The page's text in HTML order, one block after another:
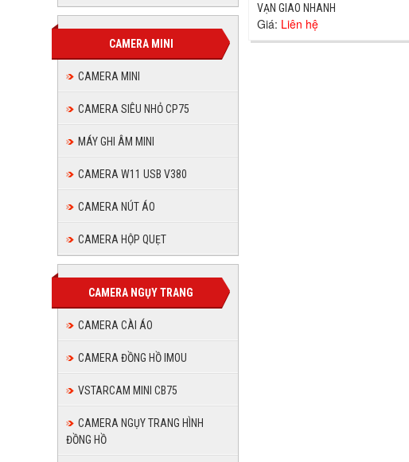
CAMERA MINI
CAMERA MINI
CAMERA SIÊU NHỎ CP75
MÁY GHI ÂM MINI
CAMERA W11 USB V380
CAMERA NÚT ÁO
CAMERA HỘP QUẸT
CAMERA NGỤY TRANG
CAMERA CÀI ÁO
CAMERA ĐỒNG HỒ IMOU
VSTARCAM MINI CB75
CAMERA NGỤY TRANG HÌNH
ĐỒNG HỒ
VẠN GIAO NHANH
Giá: Liên hệ